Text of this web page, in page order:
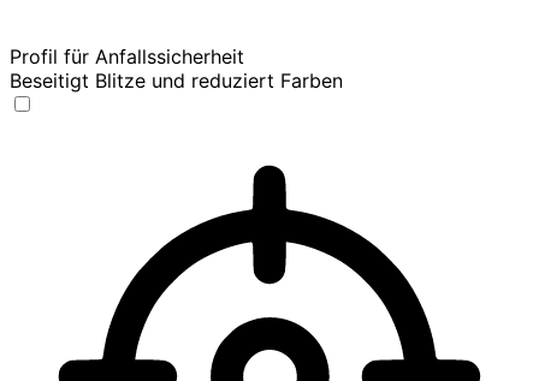
Profil für Anfallssicherheit
Beseitigt Blitze und reduziert Farben